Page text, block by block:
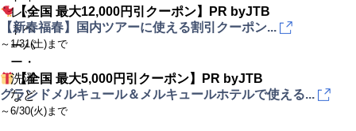
【全国 最大12,000円引クーポン】PR byJTB
【新春福春】国内ツアーに使える割引クーポン...
～1/31(土)まで
【全国 最大5,000円引クーポン】PR byJTB
グランドメルキュール＆メルキュールホテルで使える...
～6/30(火)まで